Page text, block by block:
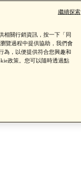
點我了解詳情
】
相關行銷資訊，按一下「同
覽過程中提供協助，我們會
為，以便提供符合您興趣和
政策。您可以隨時透過點
繼續探索